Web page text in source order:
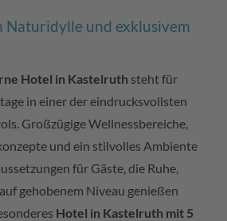
Naturidylle und exklusivem
Hotel in Kastelruth steht für
in einer der eindrucksvollsten
Großzügige Wellnessbereiche,
und ein stilvolles Ambiente
für Gäste, die Ruhe,
gehobenem Niveau genießen
Hotel in Kastelruth mit 5